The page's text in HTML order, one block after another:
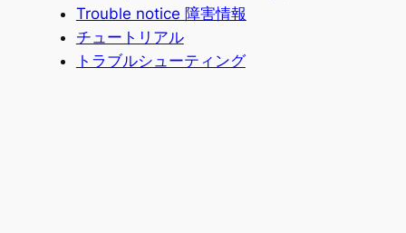
Trouble notice 障害情報
チュートリアル
トラブルシューティング